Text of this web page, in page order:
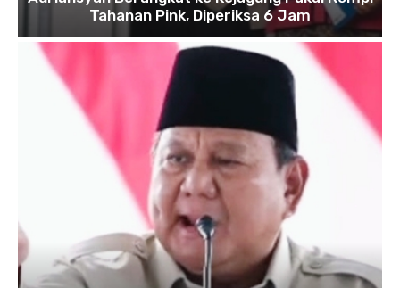
Tahanan Pink, Diperiksa 6 Jam